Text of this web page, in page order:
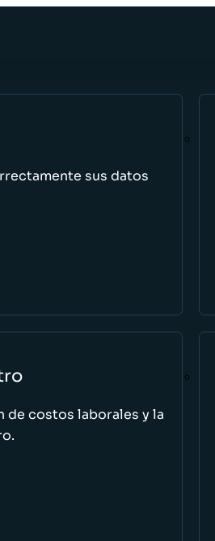
sus datos
de costos laborales y la